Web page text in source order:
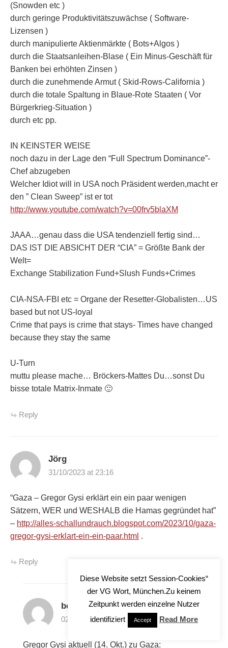
(Snowden etc )
durch geringe Produktivitätszuwächse ( Software-
Lizensen )
durch manipulierte Aktienmärkte ( Bots+Algos )
durch die Staatsanleihen-Blase ( Ein Minus-Geschäft für
Banken bei erhöhten Zinsen )
durch die zunehmende Armut ( Skid-Rows-California )
durch die totale Spaltung in Blaue-Rote Staaten ( Vor
Bürgerkrieg-Situation )
durch etc pp.
IN KEINSTER WEISE
noch dazu in der Lage den “Full Spectrum Dominance”-
Chef abzugeben
Welcher Idiot will in USA noch Präsident werden,macht er
den ” Clean Sweep” ist er tot
http://www.youtube.com/watch?v=00frv5blaXM
JAAA…genau dass die USA tendenziell fertig sind…
DAS IST DIE ABSICHT DER “CIA” = Größte Bank der
Welt=
Exchange Stabilization Fund+Slush Funds+Crimes
CIA-NSA-FBI etc = Organe der Resetter-Globalisten…US
based but not US-loyal
Crime that pays is crime that stays- Times have changed
because they stay the same
U-Turn
muttu please mache… Bröckers-Mattes Du…sonst Du
bisse totale Matrix-Inmate 🙂
Reply
Jörg
31/10/2023 at 23:16
“Gaza – Gregor Gysi erklärt ein ein paar wenigen
Sätzern, WER und WESHALB die Hamas gegründet hat”
– http://alles-schallundrauch.blogspot.com/2023/10/gaza-
gregor-gysi-erklart-ein-ein-paar.html .
Reply
bekir
02/11/2023 at 11:20
Gregor Gysi aktuell (14. Okt.) zu Gaza:
Diese Website setzt Session-Cookies“
der VG Wort, München.Zu keinem
Zeitpunkt werden einzelne Nutzer
identifiziert
Accept Read More